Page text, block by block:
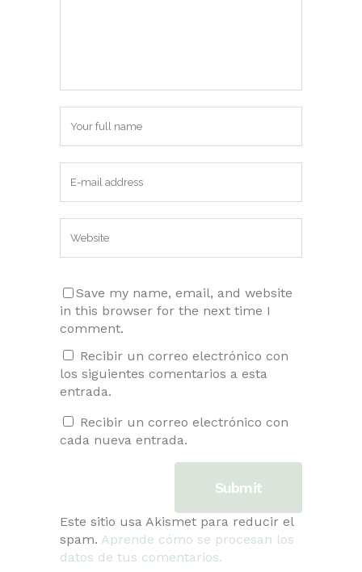
Save my name, email, and website
in this browser for the next time I
comment.
Recibir un correo electrónico con
los siguientes comentarios a esta
entrada.
Recibir un correo electrónico con
cada nueva entrada.
Este sitio usa Akismet para reducir el
spam. Aprende cómo se procesan los
datos de tus comentarios.